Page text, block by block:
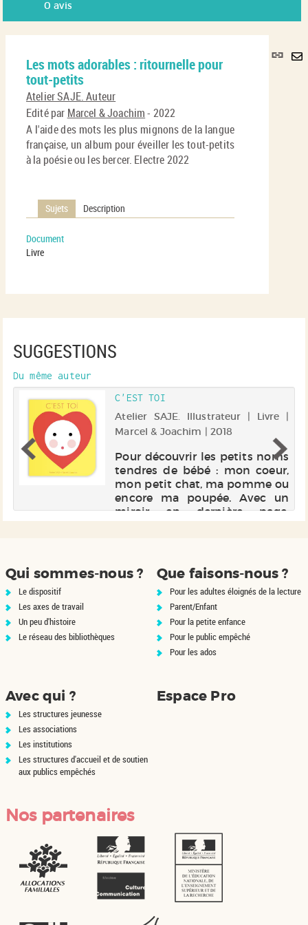
0avis
Lien
Les mots adorables : ritournelle pour
tout-petits
Atelier SAJE. Auteur
Edité par Marcel & Joachim- 2022
A l'aide des mots les plus mignons de la langue
française, un album pour éveiller les tout-petits
à la poésie ou les bercer. Electre 2022
Sujets Description
Document
Livre
SUGGESTIONS
Du même auteur
C'EST TOI
Atelier SAJE. Illustrateur | Livre |
Marcel & Joachim | 2018
Pour découvrir les petits noms
tendres de bébé : mon coeur,
mon petit chat, ma pomme ou
encore ma poupée. Avec un
miroir en dernière page.
Electre 2018
Qui sommes-nous ?
Le dispositif
Les axes de travail
Un peu d'histoire
Le réseau des bibliothèques
Que faisons-nous ?
Pour les adultes éloignés de la lecture
Parent/Enfant
Pour la petite enfance
Pour le public empêché
Pour les ados
Avec qui ?
Les structures jeunesse
Les associations
Les institutions
Les structures d'accueil et de soutien
aux publics empêchés
Espace Pro
Nos partenaires